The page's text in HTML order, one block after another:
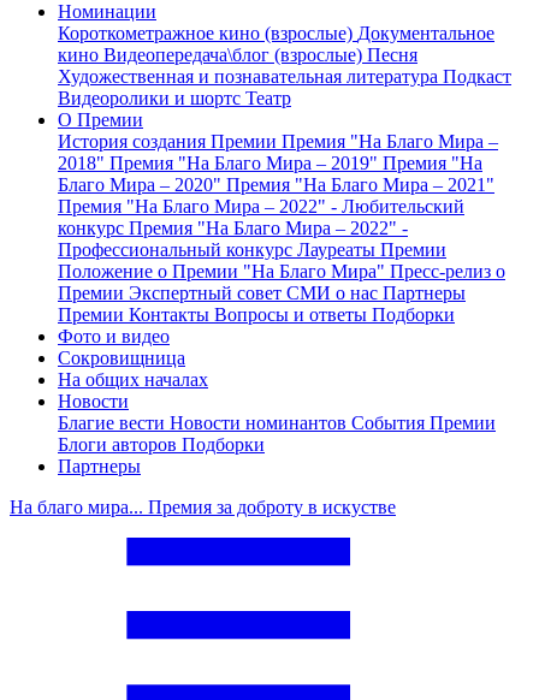
Номинации
Короткометражное кино (взрослые) Документальное
кино Видеопередача\блог (взрослые) Песня
Художественная и познавательная литература Подкаст
Видеоролики и шортс Театр
О Премии
История создания Премии Премия "На Благо Мира –
2018" Премия "На Благо Мира – 2019" Премия "На
Благо Мира – 2020" Премия "На Благо Мира – 2021"
Премия "На Благо Мира – 2022" - Любительский
конкурс Премия "На Благо Мира – 2022" -
Профессиональный конкурс Лауреаты Премии
Положение о Премии "На Благо Мира" Пресс-релиз о
Премии Экспертный совет СМИ о нас Партнеры
Премии Контакты Вопросы и ответы Подборки
Фото и видео
Сокровищница
На общих началах
Новости
Благие вести Новости номинантов События Премии
Блоги авторов Подборки
Партнеры
На благо мира... Премия за доброту в искустве